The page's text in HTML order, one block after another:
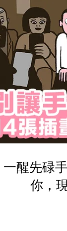
一醒先碌
你，